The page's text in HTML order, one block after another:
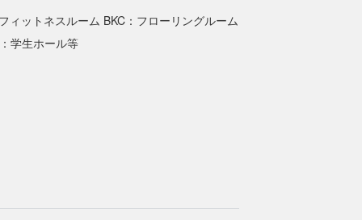
ィットネスルーム BKC：フローリングルーム
学生ホール等